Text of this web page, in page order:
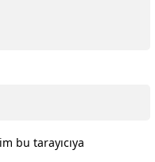
bu tarayıcıya